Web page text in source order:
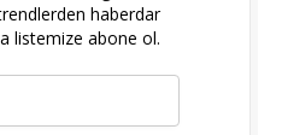
haberdar
listemize abone ol.